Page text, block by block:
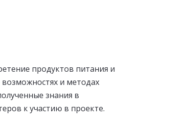
продуктов питания и
и методах
знания в
к участию в проекте.